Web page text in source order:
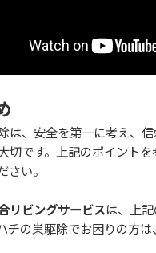
は、安全を第一に考え、
切です。上記のポイント
さい。
リビングサービスは、上
チの巣駆除でお困りの方